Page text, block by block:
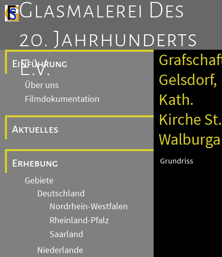
Glasmalerei Des
20. Jahrhunderts
E.V.
Einführung
Über uns
Filmdokumentation
Aktuelles
Erhebung
Gebiete
Deutschland
Nordrhein-Westfalen
Rheinland-Pfalz
Saarland
Niederlande
Gelsdorf,
Kath.
Kirche St.
Walburga
Grundriss